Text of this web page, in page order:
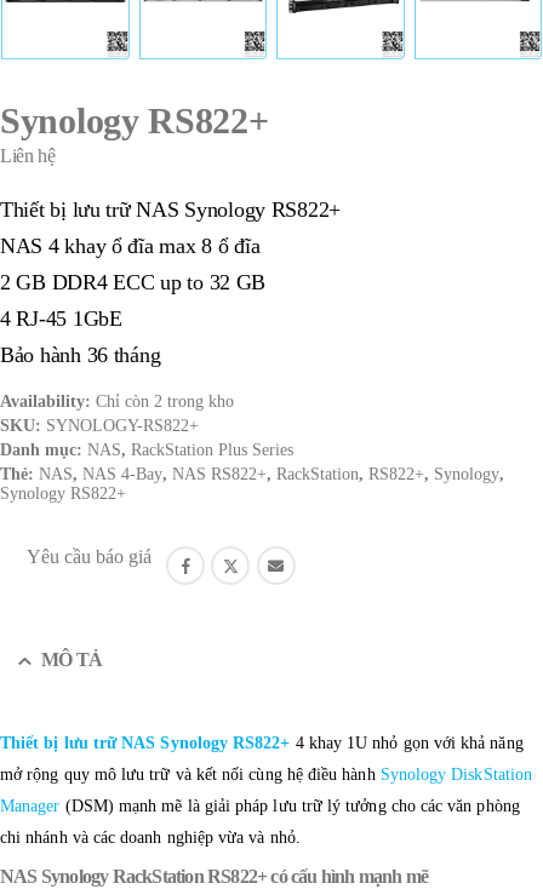
Synology RS822+
Liên hệ
Thiết bị lưu trữ NAS Synology RS822+
NAS 4 khay ổ đĩa max 8 ổ đĩa
2 GB DDR4 ECC up to 32 GB
4 RJ-45 1GbE
Bảo hành 36 tháng
Availability: Chỉ còn 2 trong kho
SKU: SYNOLOGY-RS822+
Danh mục: NAS, RackStation Plus Series
Thẻ: NAS, NAS 4-Bay, NAS RS822+, RackStation, RS822+, Synology,
Synology RS822+
Yêu cầu báo giá
MÔ TẢ
Thiết bị lưu trữ NAS Synology RS822+ 4 khay 1U nhỏ gọn với khả năng
mở rộng quy mô lưu trữ và kết nối cùng hệ điều hành Synology DiskStation
Manager (DSM) mạnh mẽ là giải pháp lưu trữ lý tưởng cho các văn phòng
chi nhánh và các doanh nghiệp vừa và nhỏ.
NAS Synology RackStation RS822+ có cấu hình mạnh mẽ